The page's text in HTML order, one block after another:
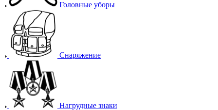
Головные уборы
Снаряжение
Нагрудные знаки